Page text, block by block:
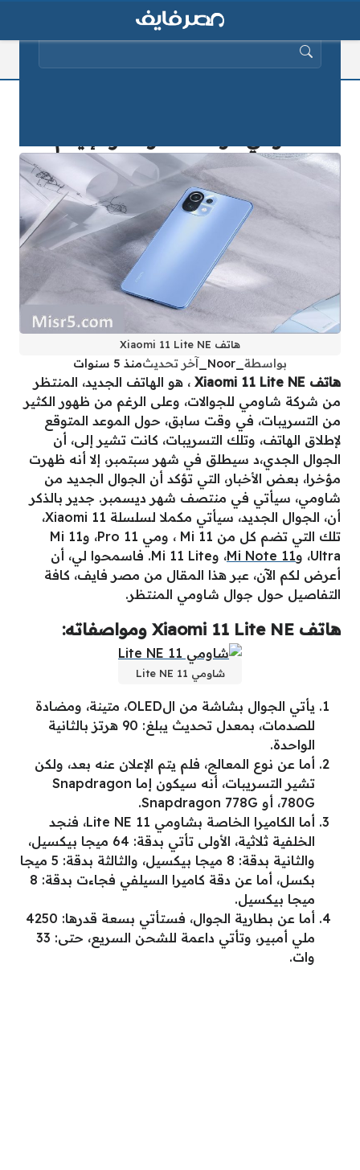
هاتف Xiaomi 11 Lite NE
بواسطة آخر تحديثمنذ 5 سنوات
هاتف Xiaomi 11 Lite NE
، هو الهاتف الجديد، المنتظر
من شركة شاومي للجوالات، وعلى الرغم من ظهور الكثير
من التسريبات، في وقت سابق، حول الموعد المتوقع
لإطلاق الهاتف، وتلك التسريبات، كانت تشير إلى، أن
الجوال الجدي،د سيطلق في شهر سبتمبر، إلا أنه ظهرت
مؤخرا، بعض الأخبار، التي تؤكد أن الجوال الجديد من
شاومي، سيأتي في منتصف شهر ديسمبر. جدير بالذكر
أن، الجوال الجديد، سيأتي مكملا لسلسلة Xiaomi 11،
تلك التي تضم كل من Mi 11 ، ومي 11 Pro، وMi 11
Ultra، و
Mi Note 11
، وMi 11 Lite. فاسمحوا لي، أن
أعرض لكم الآن، عبر هذا المقال من مصر فايف، كافة
التفاصيل حول جوال شاومي المنتظر.
هاتف Xiaomi 11 Lite NE ومواصفاته:
شاومي 11 Lite NE
يأتي الجوال بشاشة من الOLED، متينة، ومضادة
للصدمات، بمعدل تحديث يبلغ: 90 هرتز بالثانية
الواحدة.
أما عن نوع المعالج، فلم يتم الإعلان عنه بعد، ولكن
تشير التسريبات، أنه سيكون إما Snapdragon
780G، أو Snapdragon 778G.
أما الكاميرا الخاصة بشاومي 11 Lite NE، فنجد
الخلفية ثلاثية، الأولى تأتي بدقة: 64 ميجا بيكسيل،
والثانية بدقة: 8 ميجا بيكسيل، والثالثة بدقة: 5 ميجا
بكسل، أما عن دقة كاميرا السيلفي فجاءت بدقة: 8
ميجا بيكسيل.
أما عن بطارية الجوال، فستأتي بسعة قدرها: 4250
ملي أمبير، وتأتي داعمة للشحن السريع، حتى: 33
وات.
البحث عن: